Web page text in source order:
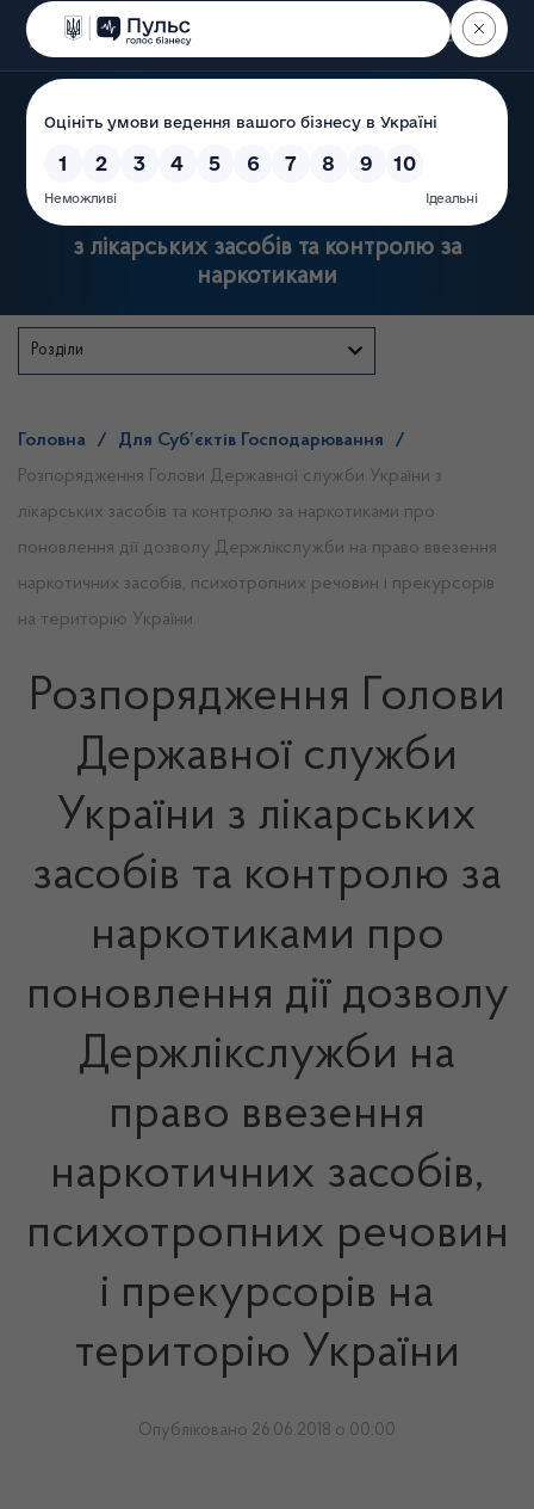
Пошук
Державна служба України
з лікарських засобів та контролю за
наркотиками
Розділи
Головна / Для Суб’єктів Господарювання
/
Розпорядження Голови Державної служби України з
лікарських засобів та контролю за наркотиками про
поновлення дії дозволу Держлікслужби на право ввезення
наркотичних засобів, психотропних речовин і прекурсорів
на територію України
Розпорядження Голови
Державної служби
України з лікарських
засобів та контролю за
наркотиками про
поновлення дії дозволу
Держлікслужби на
право ввезення
наркотичних засобів,
психотропних речовин
і прекурсорів на
територію України
Опубліковано 26.06.2018 о 00:00